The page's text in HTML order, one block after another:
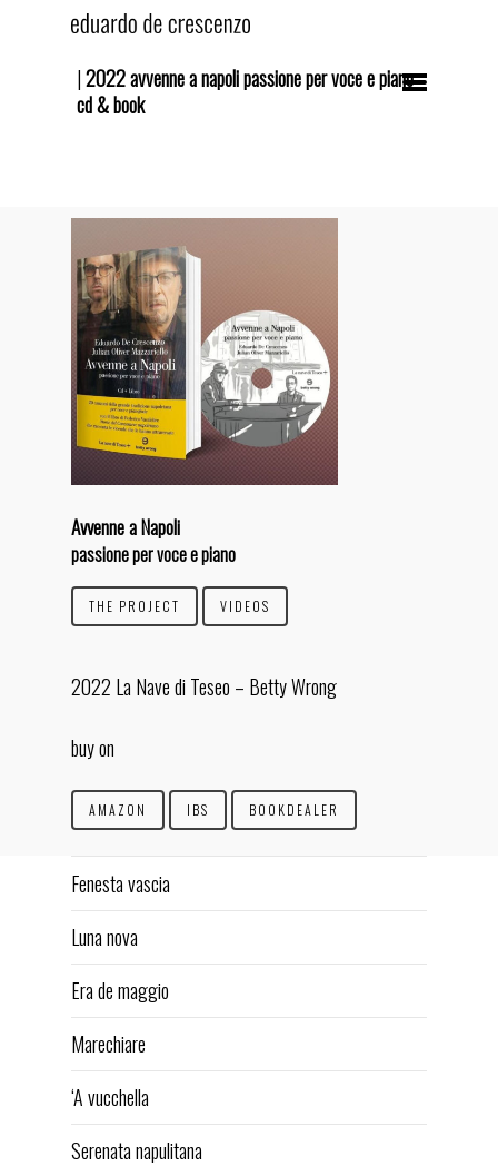
|2022 avvenne a napoli passione per voce e piano
cd & book
Avvenne a Napoli
passione per voce e piano
THE PROJECT VIDEOS
2022 La Nave di Teseo – Betty Wrong
buy on
AMAZON IBS BOOKDEALER
Fenesta vascia
Luna nova
Era de maggio
Marechiare
‘A vucchella
Serenata napulitana
IT
BIOGRAPHY
INTERVIEW
AVVENNE A NAPOLI
ESSENZE JAZZ
CONTACTS